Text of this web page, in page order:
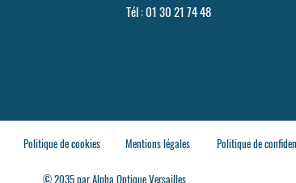
Tél :01 30 21 74 48
Politique de cookies Mentions légales Politique de
© 2035 par Alpha Optique Versailles.